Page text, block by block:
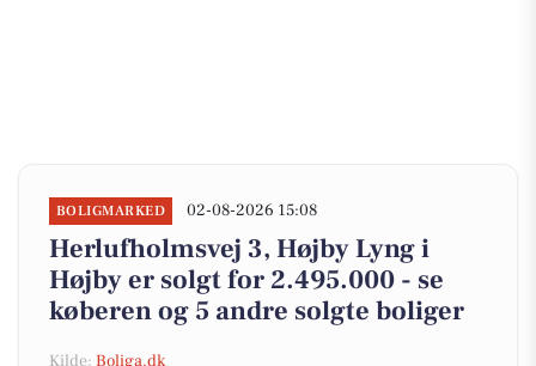
BOLIGMARKED 02-08-2026 15:08
Herlufholmsvej 3, Højby Lyng i
Højby er solgt for 2.495.000 - se
køberen og 5 andre solgte boliger
Kilde: Boliga.dk